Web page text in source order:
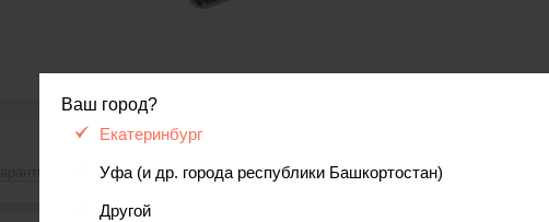
Ваш город?
Екатеринбург
Уфа (и др. города республики Башкортостан)
Другой
Гарантия, сервис Отзывы, вопросы